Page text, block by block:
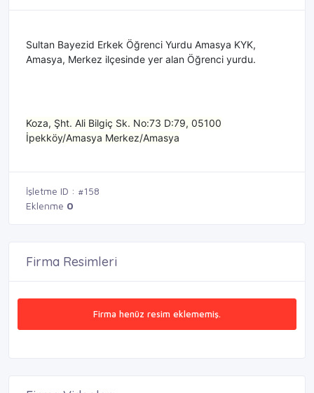
Sultan Bayezid Erkek Öğrenci Yurdu Amasya KYK,
Amasya, Merkez ilçesinde yer alan Öğrenci yurdu.
Koza, Şht. Ali Bilgiç Sk. No:73 D:79, 05100
İpekköy/Amasya Merkez/Amasya
İşletme ID : #158
Eklenme 0
Firma Resimleri
Firma henüz resim eklememiş.